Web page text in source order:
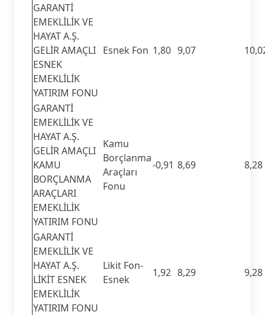
GARANTİ
EMEKLİLİK VE
HAYAT A.Ş.
GELİR AMAÇLI
ESNEK
EMEKLİLİK
YATIRIM FONU
Esnek Fon 1,80 9,07
GARANTİ
EMEKLİLİK VE
HAYAT A.Ş.
GELİR AMAÇLI
KAMU
BORÇLANMA
ARAÇLARI
EMEKLİLİK
YATIRIM FONU
Kamu
Borçlanma
Araçları
Fonu
-0,91 8,69 8,28
GARANTİ
EMEKLİLİK VE
HAYAT A.Ş.
LİKİT ESNEK
EMEKLİLİK
YATIRIM FONU
Likit Fon-
Esnek
1,92 8,29 9,28